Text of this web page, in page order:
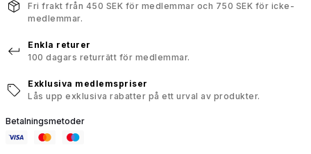
Fri frakt från 450 SEK för medlemmar och 750 SEK för icke-
medlemmar.
Enkla returer
100 dagars returrätt för medlemmar.
Exklusiva medlemspriser
Lås upp exklusiva rabatter på ett urval av produkter.
Betalningsmetoder